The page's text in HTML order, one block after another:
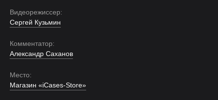
Видеорежиссер:
Сергей Кузьмин
Комментатор:
Александр Саханов
Место:
Магазин «iCases-Store»